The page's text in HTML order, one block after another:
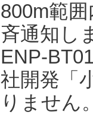
800m範
斉通知し
ENP-
社開発「
りません